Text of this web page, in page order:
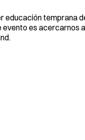
temprana
es acercarnos